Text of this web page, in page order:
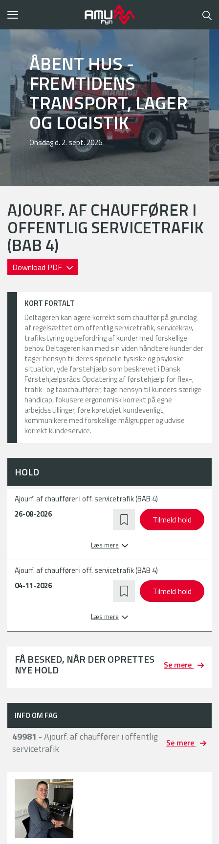
Toggle
ÅBENT HUS -
FREMTIDENS
TRANSPORT, LAGER
OG LOGISTIK
Onsdag d. 2. sept. 2026
AJOURF. AF CHAUFFØRER I
OFFENTLIG SERVICETRAFIK
(BAB 4)
Download PDF
KORT FORTALT
Deltageren kan agere korrekt som chauffør på grundlag
af regelsættet om offentlig servicetrafik, servicekrav,
trafikstyring og befordring af kunder med forskellige
behov. Deltageren kan med sin viden håndtere kunder der
tager hensyn til deres specielle fysiske og psykiske
situation, yde førstehjælp som beskrevet i Dansk
Førstehjælpsråds Opdatering af førstehjælp for flex-,
trafik- og taxichauffører, tage hensyn til kunders særlige
handicap, fokusere ergonomisk korrekt på egne
arbejdsstillinger, føre køretøjet kundevenligt,
kommunikere med forskellige målgrupper og udvise
korrekt kundeservice.
HOLD
26-08-2026
Ajourf. af chauffører i off. servicetrafik (BAB 4)
Læs mere
Tilmeld hold
04-11-2026
Ajourf. af chauffører i off. servicetrafik (BAB 4)
Læs mere
Tilmeld hold
FÅ BESKED, NÅR DER OPRETTES
NYE HOLD Se mere
INFO OM FAG
49981 - Ajourf. af chauffører i offentlig
servicetrafik
Se mere